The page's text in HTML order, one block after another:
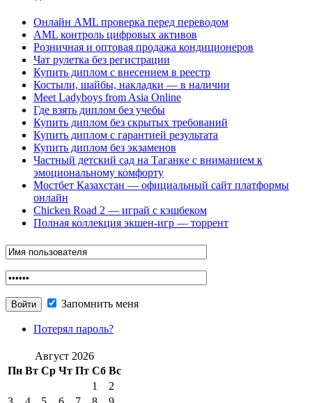
Онлайн AML проверка перед переводом
AML контроль цифровых активов
Розничная и оптовая продажа кондиционеров
Чат рулетка без регистрации
Купить диплом с внесением в реестр
Костыли, шайбы, накладки — в наличии
Meet Ladyboys from Asia Online
Где взять диплом без учебы
Купить диплом без скрытых требований
Купить диплом с гарантией результата
Купить диплом без экзаменов
Частный детский сад на Таганке с вниманием к
эмоциональному комфорту
Мостбет Казахстан — официальный сайт платформы
онлайн
Chicken Road 2 — играй с кэшбеком
Полная коллекция экшен-игр — торрент
Запомнить меня
Потерял пароль?
Август 2026
Пн Вт Ср Чт Пт Сб Вс
1
2